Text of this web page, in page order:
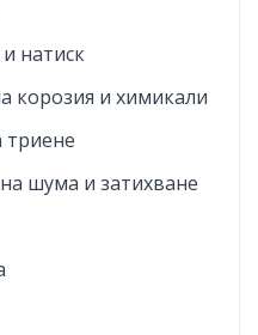
натиск
корозия и химикали
триене
шума и затихване